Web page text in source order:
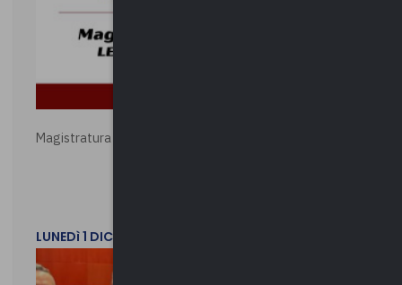
Magistratura e Costituzione. Le ragioni del SÌ e del NO
LUNEDì 1 DICEMBRE 2025